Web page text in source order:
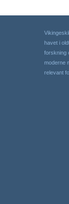
havet i
forskning
moderne
relevant